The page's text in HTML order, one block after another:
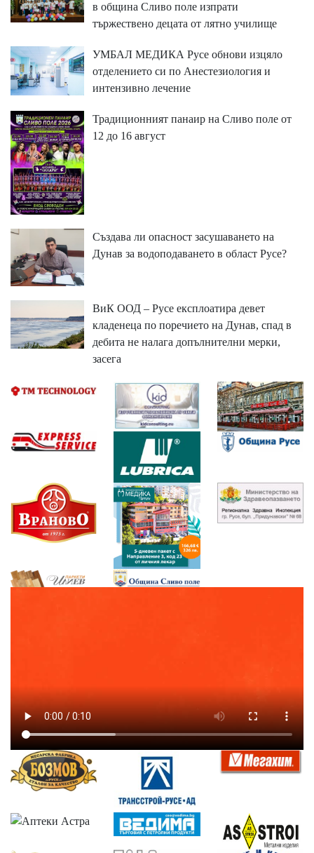
в община Сливо поле изпрати
тържествено децата от лятно училище
УМБАЛ МЕДИКА Русе обнови изцяло
отделението си по Анестезиология и
интензивно лечение
Традиционният панаир на Сливо поле от
12 до 16 август
Създава ли опасност засушаването на
Дунав за водоподаването в област Русе?
ВиК ООД – Русе експлоатира девет
кладенеца по поречието на Дунав, спад в
дебита не налага допълнителни мерки,
засега